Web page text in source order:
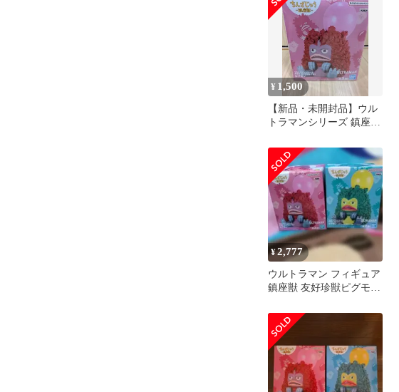
¥ 1,500
【新品・未開封品】ウル
トラマンシリーズ 鎮座獣
ュア
¥2,777
ウルトラマン フィギュア
鎮座獣 友好珍獣ピグモン